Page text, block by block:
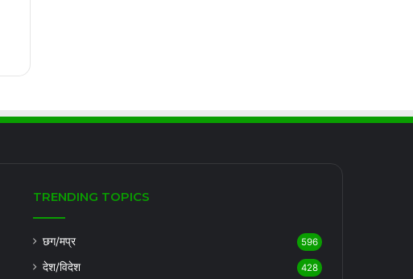
TRENDING TOPICS
छग/मप्र 596
देश/विदेश 428